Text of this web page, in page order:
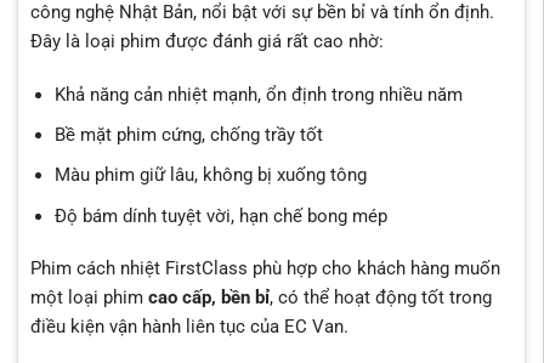
công nghệ Nhật Bản, nổi bật với sự bền bỉ và tính ổn định.
Đây là loại phim được đánh giá rất cao nhờ:
Khả năng cản nhiệt mạnh, ổn định trong nhiều năm
Bề mặt phim cứng, chống trầy tốt
Màu phim giữ lâu, không bị xuống tông
Độ bám dính tuyệt vời, hạn chế bong mép
Phim cách nhiệt FirstClass phù hợp cho khách hàng muốn
một loại phim cao cấp, bền bỉ, có thể hoạt động tốt trong
điều kiện vận hành liên tục của EC Van.